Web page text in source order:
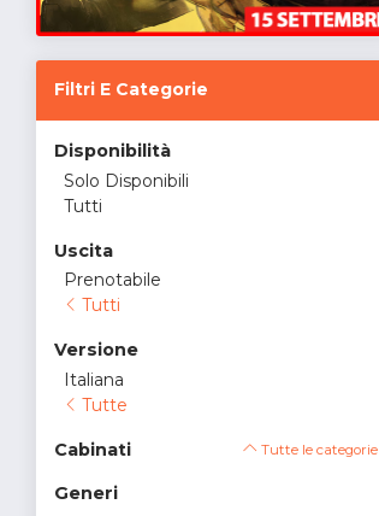
Filtri E Categorie
Disponibilità
Solo Disponibili
Tutti
Uscita
Prenotabile
Tutti
Versione
Italiana
Tutte
Cabinati Tutte le categorie
Generi